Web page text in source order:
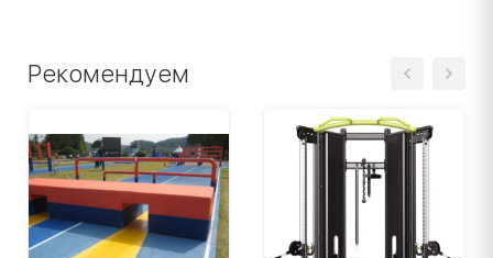
Рекомендуем